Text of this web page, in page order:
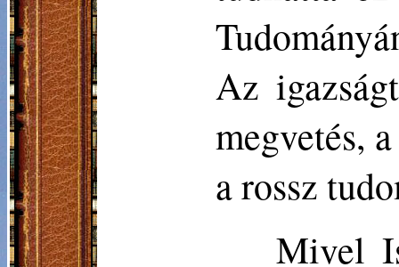
Az
megvetés,
a rossz
Mivel